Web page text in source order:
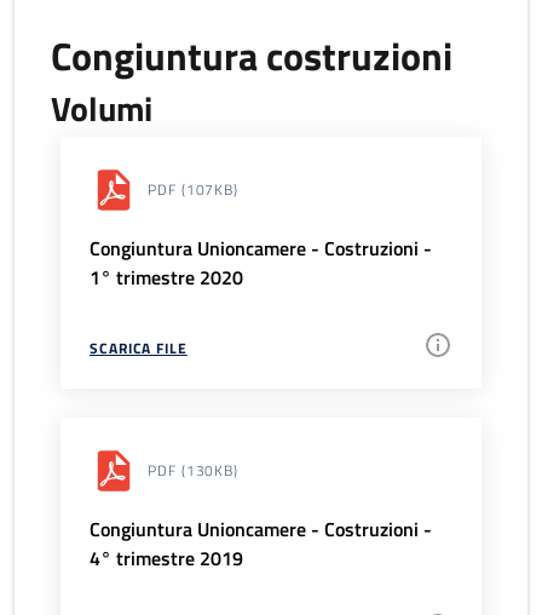
Congiuntura costruzioni
Volumi
PDF (107KB)
Congiuntura Unioncamere - Costruzioni -
1° trimestre 2020
SCARICA FILE
PDF (130KB)
Congiuntura Unioncamere - Costruzioni -
4° trimestre 2019